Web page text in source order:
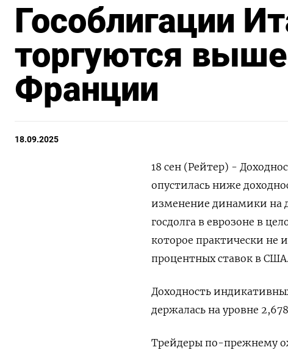
Гособлигации
торгуются выше
Франции
18.09.2025
18 сен (Рейтер) -
опустилась ниже
изменение динамики на
госдолга в еврозоне в
которое практически не
процентных ставок в США.
Доходность
держалась на уровне
Трейдеры по-прежнему